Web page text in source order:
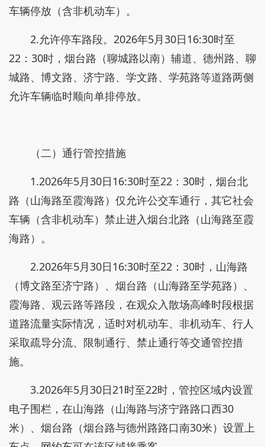
车辆停放（含非机动车）。
2.允许停车路段。2026年5月30日16:30时至
22：30时，烟台路（聊城路以南）辅道、德州路、聊
城路、博文路、济宁路、学文路、学苑路等道路两侧
允许车辆临时顺向单排停放。
（二）通行管控措施
1.2026年5月30日16:30时至22：30时，烟台北
路（山海路至霞海路）仅允许公交车通行，其它社会
车辆（含非机动车）禁止进入烟台北路（山海路至霞
海路）。
2.2026年5月30日16:30时至22：30时，山海路
（博文路至济宁路）、烟台路（山海路至学苑路）、
霞海路、观云路等路段，在观众入散场高峰时段根据
道路流量实际情况，适时对机动车、非机动车、行人
采取疏导分流、限制通行、禁止通行等交通管控措
施。
3.2026年5月30日21时至22时，管控区域内设置
电子围栏，在山海路（山海路与济宁路路口西30
米）、烟台路（烟台路与德州路路口南30米）设置上